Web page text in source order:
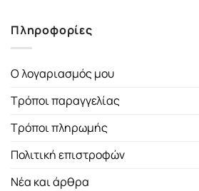
Πληροφορίες
Ο λογαριασμός μου
Τρόποι παραγγελίας
Τρόποι πληρωμής
Πολιτική επιστροφών
Νέα και άρθρα